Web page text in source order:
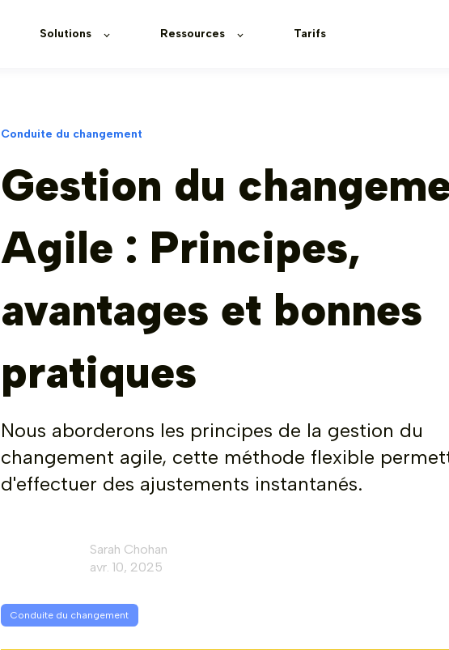
Solutions Ressources Tarifs
Conduite du changement
Gestion du
Agile : Principes,
avantages et bonnes
pratiques
Nous aborderons les principes de la gestion du
changement agile, cette méthode flexible
d'effectuer des ajustements instantanés.
Sarah Chohan
avr. 10, 2025
Conduite du changement